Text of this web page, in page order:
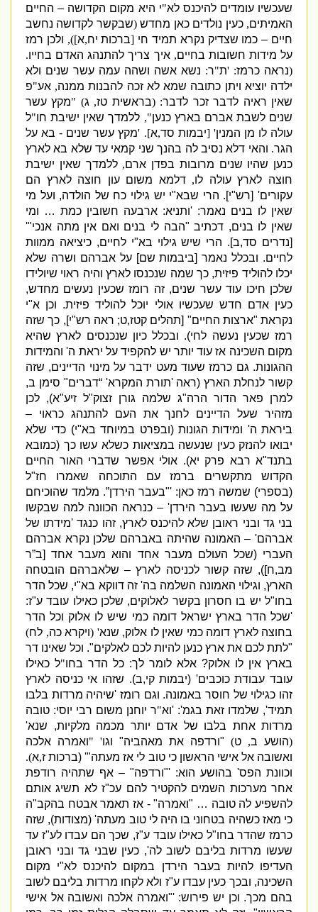
שעכשיו עומדים להיכנס לא"י היא מקום הקדושה – החיים
האמיתים,כעין נולדים כאן מחדש(שבקשר לקדושה נחשב
חיים – כמו שצדיק נקרא תמיד חי[ברכות יח ,א]),ולכן רמז
על מידות חשובות בחיים,איך צריך להתנהג האדם בחייו.
נראה כרמז: 'ת "ר:נשא אשה ושהה עמה עשר שנים ולא
ילדה יוציא ויתן כתובה שמא לא זכה להבנות ממנה,אע"פ
שאין ראיה לדבר זכר לדבר:
(בראשית טז ,ג) "מקץ עשר
שנים לשבת אברם בארץ כנען",ללמדך שאין ישיבת חו "ל
עולה לו מן המנין' [יבמות סד,א]. 'מקץ עשר שנים- בא על
הגר.והאי דלא נסיב לה בהנך שני קמאי עד שלא בא לארץ
כנען שהיו שנים מרובות בפדן ארם,ללמדך שאין ישיבת
חוצה לארץ עולה לו ,דלמא משום עון חוצה לארץ הם
עקורים' [רש"י].הרי שבא"י יש גילוי כח של הולדה,ועל מי
שאין לו בנים נאמר: 'ותניא:ארבעה חשובין כמת … ומי
שאין לו בנים,דכתיב"הבה לי בנים ואם אין מתה אנכי"'
נדרים סד,ב].הרי שיש גילוי בא"י לחיים,כיציאה ממוות
לחיים.ובכלל נאמר[ביבמות שם]על אברהם ושרה שלא
יכלו להוליד פיזית,כך שמה שנכנסו לארץ והיה ראוי שיולידו
שלכן חיכו עוד עשר שנים,זה רומז שכעין נעשים מחדש,
כעין אדם חדש שעכשיו אולי יוכל להוליד פיזית.וכן א "י
נקראת"ארצות החיים" [תהלים קטז,ט;ראה רש"י],כך שזה
רמז שכעין נעשה לחי).ובכלל כיון שנכנסים לארץ שהיא
מקום השכינה אז עוד יותר יש להקפיד על יראת ה'והמידות
ההגונות.גם כרמז שעוד מעט ידבר על מינוי הדיינים,שזה
קשור לנחלת הארץ(ראה'תורת המקרא' “דברים"סימן ב
למרן פאר הדור הרה"ג שלמה גורן זצוק"ל זיע"א),לכן
מזהיר שעל הדיינים לחנך את העם להתנהג כראוי –
ביראת ה 'ומידות הגונות(ובפרט במיוחד בא"י)כדי שלא
יבואו להנזק כעין שנעשה במציאות כשלא עשו כך(כמובא
בתנד"א רבא פרק יא ).אולי אפשר שדברי האור החיים
הקדוש מתקשרים ברמז עם התוכחה שאמרו חז "ל
בספרי)שמשה רמז כאן: '" בעבר הירדן”.מלמד שהוכיחם
על מה שעשו בעבר הירדן' – כנראה הכוונה למה שבקשו
בני גד ובני ראובן שלא להיכנס לארץ,זהו כנגד'מידתו של
אברהם' – האמונה שהיתה באברהם שלכן נקרא אברהם
העברי(שכל העולם מעבר אחד והוא מעבר אחד[ב”ר
מב,ח]),שזה קשור לכניסה לארץ – שלאברהם הובטחה
הארץ,וגילוי האמונה השלמה בה'זה דווקא בא"י,שכל הדר
בחו"ל יש בו חסרון בקשר לאלוקים,שלכן כאילו עובד ע" ז:
שכל הדר בארץ ישראל דומה כמי שיש לו אלוק וכל הדר
בחוצה לארץ דומה כמי שאין לו א לוק,שנא' (ויקרא כה,לח)
לתת לכם את ארץ כנען להיות לכם לאלקים".וכל שאינו דר
בארץ אין לו אלוק?אלא לומר לך:כל הדר בחו"ל כאילו
עובד עבודת כוכבים' (יבמות קי ,ב).שזהו אי כניסה לארץ
זהו כגילוי של חוסר באמונה.וגם רומז'שיהיה מרדות בלבו
תמיד',שלמדו זאת בגמ': 'וא"ר יוחנן משום רבי יוסי:טובה
מרדות אחת בלבו של אדם יותר מכמה מלקיות,שנא'
הושע ב ,ט " ורדפה את מאהביה"וגו ' " ואמרה אלכה
ואשובה אל אישי הראשון כי טוב לי אז מעתה"' (ב רכות ז,א).
וכוונת הפס'בהושע הוא: '" ורדפה" –אף שתהיה רודפת
אחר מערכות השמים להקטיר להם עכ"ז לא תשיג אותם
להשפיע לה טובה …"ואמרה" -אז תאמר אבטח בהקב"ה
כי מאז כשהיה בטחוני בו היה לי טוב מעתה' (מצודות),שזה
כרמז שהדר בחו"ל כאילו עובד ע" ז,שכך הם עבדו לע"ז עד
שעשו מרדות בליבם לשוב לה',כעין שבני גד ובני ראובן
העדיפו להיות בעבר הירדן במקום להיכנס לא"י מקום
השכינה,ובכך כעין עבדו ע"ז ולא לקחו מרדות בליבם לשוב
בהם מכך.וכן יש פירוש: '" ואמרה אלכה ואשובה אל אישי